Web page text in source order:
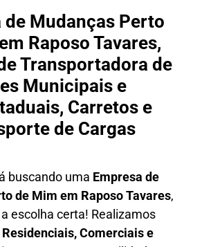
de Mudanças Perto
Raposo Tavares,
Transportadora de
Municipais e
Carretos e
de Cargas
buscando uma Empresa de
de Mim em Raposo Tavares,
escolha certa! Realizamos
Comerciais e